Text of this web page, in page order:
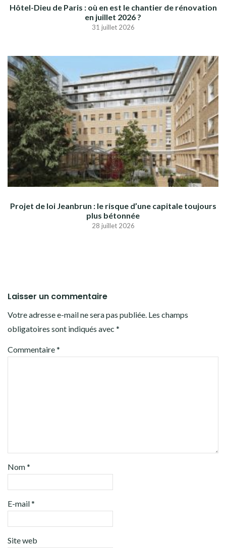
Hôtel-Dieu de Paris : où en est le chantier de rénovation
en juillet 2026 ?
31 juillet 2026
Projet de loi Jeanbrun : le risque d’une capitale toujours
plus bétonnée
28 juillet 2026
Laisser un commentaire
Votre adresse e-mail ne sera pas publiée. Les champs
obligatoires sont indiqués avec *
Commentaire*
Nom*
E-mail*
Site web